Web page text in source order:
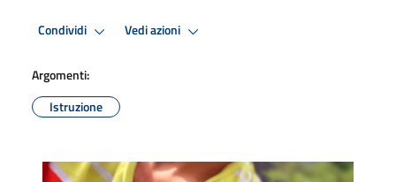
Condividi Vedi azioni
Argomenti:
Istruzione